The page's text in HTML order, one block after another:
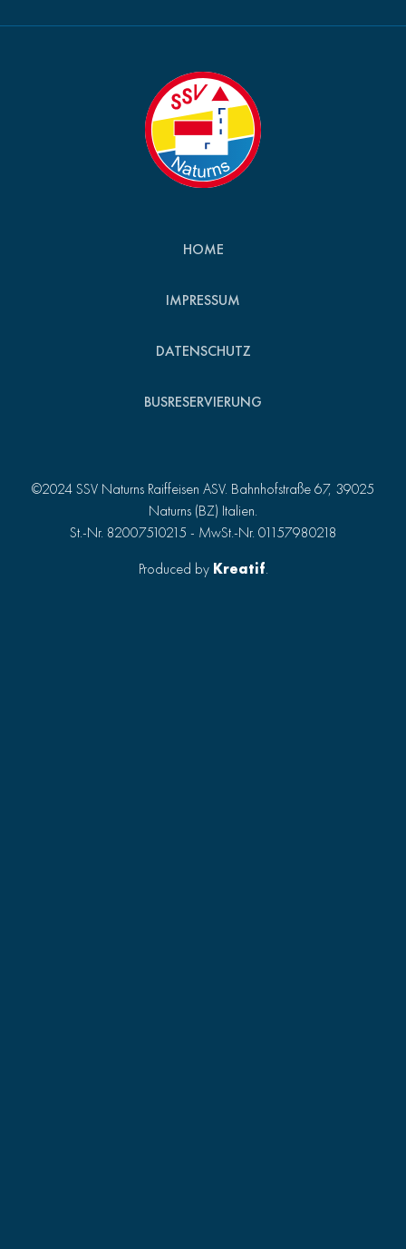
HOME
IMPRESSUM
DATENSCHUTZ
BUSRESERVIERUNG
©2024 SSV Naturns Raiffeisen ASV. Bahnhofstraße 67, 39025
Naturns (BZ) Italien.
St.-Nr. 82007510215 - MwSt.-Nr. 01157980218
Produced by Kreatif.